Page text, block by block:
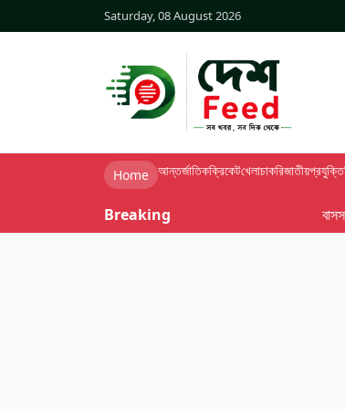
Saturday, 08 August 2026
Home আন্তর্জাতিকক্রিকেটখেলাচাকরিজাতীয়প্রযুক্তি
Breaking বাসস দেশ-